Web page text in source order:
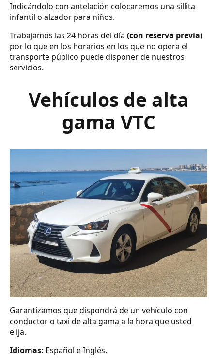
Indicándolo con antelación colocaremos una sillita
infantil o alzador para niños.
Trabajamos las 24 horas del día (con reserva previa)
por lo que en los horarios en los que no opera el
transporte público puede disponer de nuestros
servicios.
Vehículos de alta
gama VTC
Garantizamos que dispondrá de un vehículo con
conductor o taxi de alta gama a la hora que usted
elija.
Idiomas: Español e Inglés.